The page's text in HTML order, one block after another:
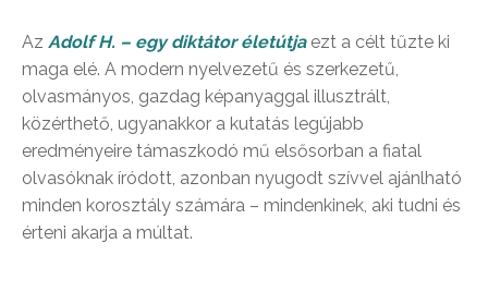
Az Adolf H. – egy diktátor életútjaezt a célt tűzte ki
maga elé. A modern nyelvezetű és szerkezetű,
olvasmányos, gazdag képanyaggal illusztrált,
közérthető, ugyanakkor a kutatás legújabb
eredményeire támaszkodó mű elsősorban a fiatal
olvasóknak íródott, azonban nyugodt szívvel ajánlható
minden korosztály számára – mindenkinek, aki tudni és
érteni akarja a múltat.